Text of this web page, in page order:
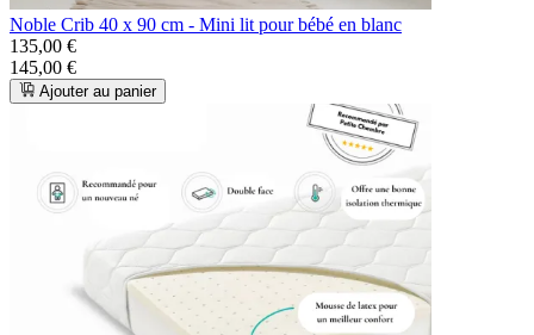
Noble Crib 40 x 90 cm - Mini lit pour bébé en blanc
135,00 €
145,00 €
Ajouter au panier